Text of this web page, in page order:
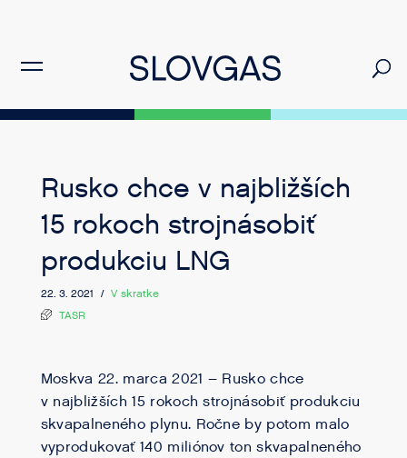
Rusko chce v najbližších
15 rokoch strojnásobiť
produkciu LNG
22. 3. 2021 / V skratke
TASR
Moskva 22. marca 2021 – Rusko chce
v najbližších 15 rokoch strojnásobiť produkciu
skvapalneného plynu. Ročne by potom malo
vyprodukovať 140 miliónov ton skvapalneného